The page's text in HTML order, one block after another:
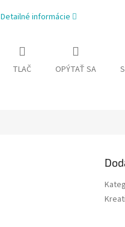
Detailné informácie
TLAČ OPÝTAŤ SA